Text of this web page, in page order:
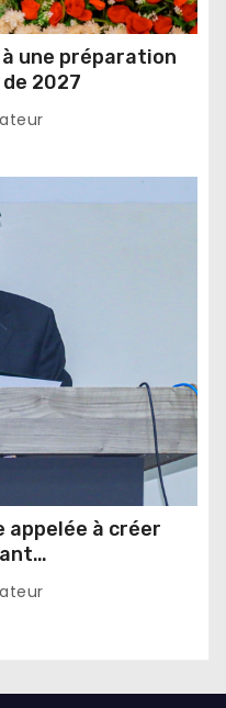
une préparation
2027
appelée à créer
d’origine